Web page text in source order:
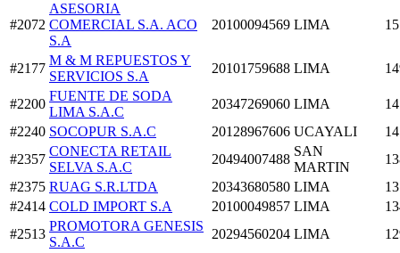
#2072
ASESORIA
COMERCIAL S.A. ACO
S.A
20100094569 LIMA
#2177
M & M REPUESTOS Y
SERVICIOS S.A
20101759688 LIMA
#2200
FUENTE DE SODA
LIMA S.A.C
20347269060 LIMA
#2240 SOCOPUR S.A.C 20128967606 UCAYALI
#2357
CONECTA RETAIL
SELVA S.A.C
20494007488
SAN
MARTIN
#2375 RUAG S.R.LTDA 20343680580 LIMA
#2414 COLD IMPORT S.A 20100049857 LIMA
#2513
PROMOTORA GENESIS
S.A.C
20294560204 LIMA